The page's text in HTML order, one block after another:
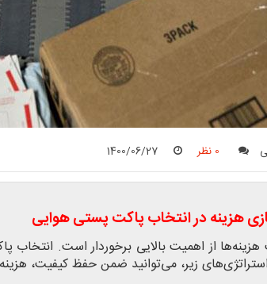
0 نظر 1400/06/27
هزینه در انتخاب پاکت پستی هوایی
از اهمیت بالایی برخوردار است.
زیر، می‌توانید ضمن حفظ کیفیت،